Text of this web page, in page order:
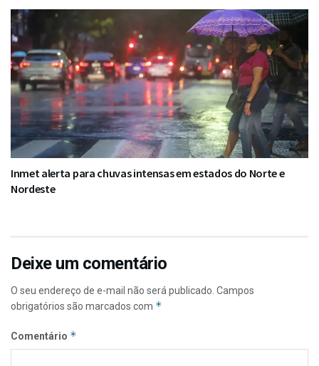
Inmet alerta para chuvas intensas em estados do Norte e
Nordeste
Deixe um comentário
O seu endereço de e-mail não será publicado. Campos
obrigatórios são marcados com *
Comentário *